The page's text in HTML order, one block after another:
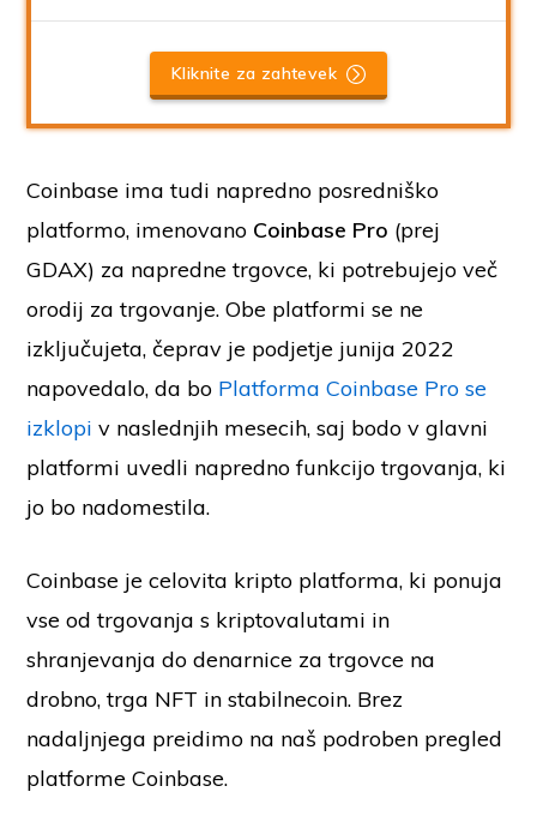
Kliknite za zahtevek
Coinbase ima tudi napredno posredniško
platformo, imenovano Coinbase Pro (prej
GDAX) za napredne trgovce, ki potrebujejo več
orodij za trgovanje. Obe platformi se ne
izključujeta, čeprav je podjetje junija 2022
napovedalo, da bo Platforma Coinbase Pro se
izklopi v naslednjih mesecih, saj bodo v glavni
platformi uvedli napredno funkcijo trgovanja, ki
jo bo nadomestila.
Coinbase je celovita kripto platforma, ki ponuja
vse od trgovanja s kriptovalutami in
shranjevanja do denarnice za trgovce na
drobno, trga NFT in stabilnecoin. Brez
nadaljnjega preidimo na naš podroben pregled
platforme Coinbase.